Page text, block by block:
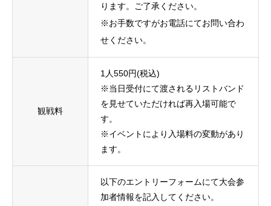
ります。ご了承ください。
※お手数ですがお電話にてお問い合わ
せください。
観戦料
1人550円(税込)
※当日受付にて渡されるリストバンド
を見せていただければ再入場可能で
す。
※イベントにより入場料の変動があり
ます。
以下のエントリーフォームにて大会参
加者情報を記入してください。